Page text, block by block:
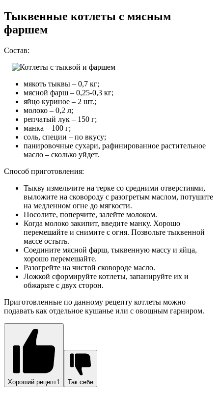
Тыквенные котлеты с мясным
фаршем
Состав:
мякоть тыквы – 0,7 кг;
мясной фарш – 0,25-0,3 кг;
яйцо куриное – 2 шт.;
молоко – 0,2 л;
репчатый лук – 150 г;
манка – 100 г;
соль, специи – по вкусу;
панировочные сухари, рафинированное растительное
масло – сколько уйдет.
Способ приготовления:
Тыкву измельчите на терке со средними отверстиями,
выложите на сковороду с разогретым маслом, потушите
на медленном огне до мягкости.
Посолите, поперчите, залейте молоком.
Когда молоко закипит, введите манку. Хорошо
перемешайте и снимите с огня. Позвольте тыквенной
массе остыть.
Соедините мясной фарш, тыквенную массу и яйца,
хорошо перемешайте.
Разогрейте на чистой сковороде масло.
Ложкой сформируйте котлеты, запанируйте их и
обжарьте с двух сторон.
Приготовленные по данному рецепту котлеты можно
подавать как отдельное кушанье или с овощным гарниром.
Хороший рецепт1 Так себе